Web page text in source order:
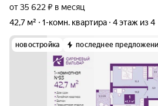
от 35 622 ₽ в месяц
42,7 м²
1-комн. квартира 4 этаж из 4
новостройка последнее